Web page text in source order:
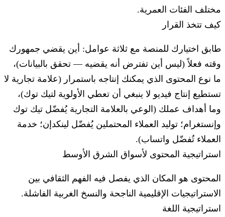
مختلف الفئات العمرية.
كيف تتخذ القرار
طابق اختيارك للمنصة مع ثلاثة عوامل: أين يقضي جمهورك
وقته فعلاً(ليس أين تفترض أنه يقضيه — تحقق بالبيانات)،
ما نوع المحتوى الذي يمكنك إنتاجه باستمرار (علامة تجارية لا
تستطيع إنتاج فيديو لا ينبغي أن تعطي الأولوية لتيك توك)،
وما أهداف عملك (الوعي بالعلامة التجارية يُفضّل تيك توك
وإنستغرام؛ توليد العملاء المحتملين يُفضّل لينكدإن؛ خدمة
العملاء تُفضّل واتساب).
استراتيجية المحتوى لأسواق الشرق الأوسط
المحتوى هو المكان الذي يفصل فيه الفهم الثقافي بين
الاستراتيجيات الإقليمية الناجحة والنسخ الغربية الفاشلة.
استراتيجية اللغة